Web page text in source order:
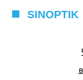
SINOPTIK